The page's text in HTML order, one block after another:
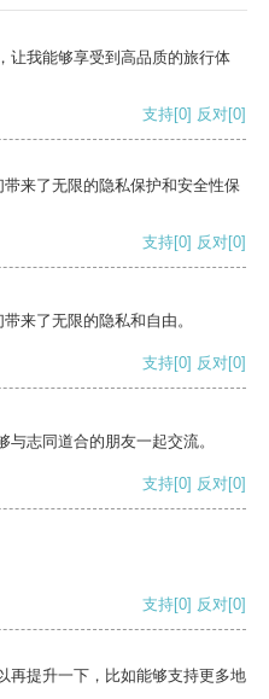
让我能够享受到高品质的旅行体
支持[0] 反对[0]
来了无限的隐私保护和安全性保
支持[0] 反对[0]
来了无限的隐私和自由。
支持[0] 反对[0]
志同道合的朋友一起交流。
支持[0] 反对[0]
支持[0] 反对[0]
再提升一下，比如能够支持更多地